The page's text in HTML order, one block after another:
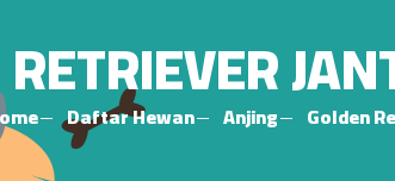
Daftar Hewan Anjing Golden